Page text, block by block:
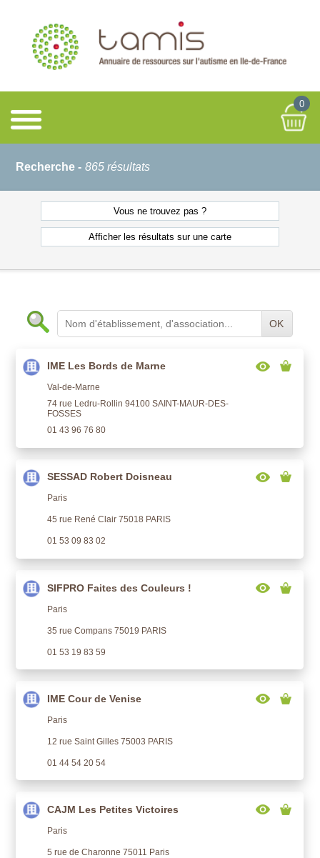
0
Recherche - 865 résultats
Vous ne trouvez pas ?
Afficher les résultats sur une carte
OK
IME Les Bords de Marne
Val-de-Marne
74 rue Ledru-Rollin 94100 SAINT-MAUR-DES-
FOSSES
01 43 96 76 80
SESSAD Robert Doisneau
Paris
45 rue René Clair 75018 PARIS
01 53 09 83 02
SIFPRO Faites des Couleurs !
Paris
35 rue Compans 75019 PARIS
01 53 19 83 59
IME Cour de Venise
Paris
12 rue Saint Gilles 75003 PARIS
01 44 54 20 54
CAJM Les Petites Victoires
Paris
5 rue de Charonne 75011 Paris